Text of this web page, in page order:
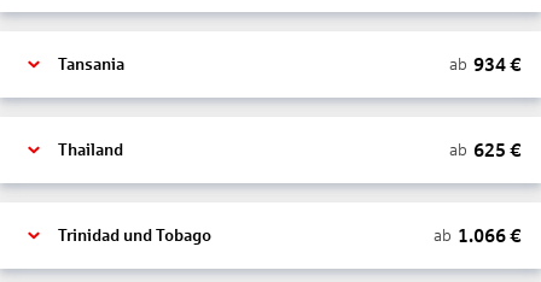
Tansania ab 934€
Thailand ab 625 €
Trinidad und Tobago ab 1.066€